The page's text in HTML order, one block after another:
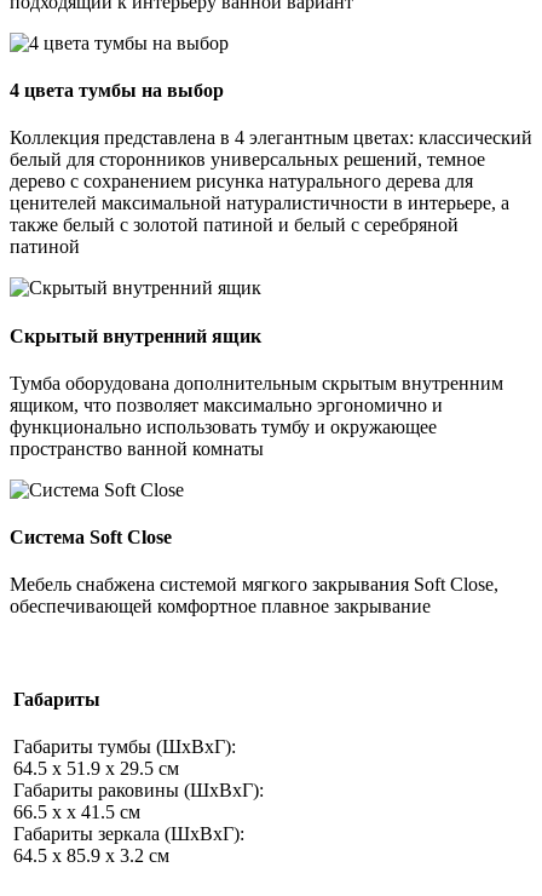
4 цвета тумбы на выбор
Коллекция представлена в 4 элегантным цветах: классический
белый для сторонников универсальных решений, темное
дерево с сохранением рисунка натурального дерева для
ценителей максимальной натуралистичности в интерьере, а
также белый с золотой патиной и белый с серебряной
патиной
Скрытый внутренний ящик
Тумба оборудована дополнительным скрытым внутренним
ящиком, что позволяет максимально эргономично и
функционально использовать тумбу и окружающее
пространство ванной комнаты
Система Soft Close
Мебель снабжена системой мягкого закрывания Soft Close,
обеспечивающей комфортное плавное закрывание
Габариты
Габариты тумбы (ШхВхГ):
64.5 x 51.9 x 29.5 см
Габариты раковины (ШхВхГ):
66.5 x x 41.5 см
Габариты зеркала (ШхВхГ):
64.5 x 85.9 x 3.2 см